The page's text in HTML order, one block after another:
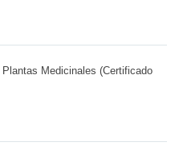
Medicinales (Certificado